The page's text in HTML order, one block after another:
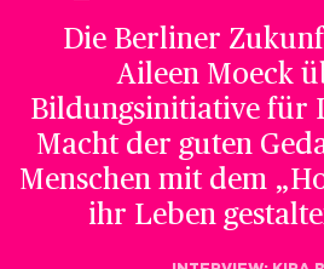
Die Berliner
Aileen Moeck
Bildungsinitiative für
Macht der guten
Menschen mit dem
ihr Leben